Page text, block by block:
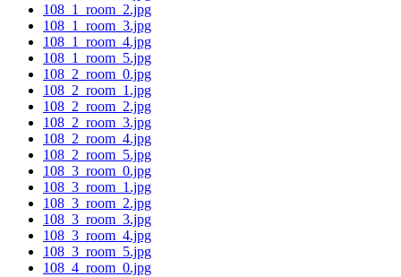
108_1_room_2.jpg
108_1_room_3.jpg
108_1_room_4.jpg
108_1_room_5.jpg
108_2_room_0.jpg
108_2_room_1.jpg
108_2_room_2.jpg
108_2_room_3.jpg
108_2_room_4.jpg
108_2_room_5.jpg
108_3_room_0.jpg
108_3_room_1.jpg
108_3_room_2.jpg
108_3_room_3.jpg
108_3_room_4.jpg
108_3_room_5.jpg
108_4_room_0.jpg